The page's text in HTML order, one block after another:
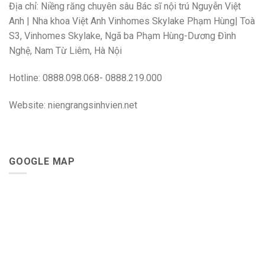
Địa chỉ: Niềng răng chuyên sâu Bác sĩ nội trú Nguyễn Việt
Anh | Nha khoa Việt Anh Vinhomes Skylake Phạm Hùng| Toà
S3, Vinhomes Skylake, Ngã ba Phạm Hùng-Dương Đình
Nghệ, Nam Từ Liêm, Hà Nội
Hotline: 0888.098.068- 0888.219.000
Website: niengrangsinhvien.net
GOOGLE MAP